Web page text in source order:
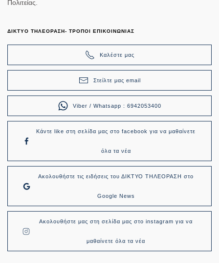
Πολιτείας.
ΔΙΚΤΥΟ ΤΗΛΕΟΡΑΣΗ- ΤΡΟΠΟΙ ΕΠΙΚΟΙΝΩΝΙΑΣ
Καλέστε μας
Στείλτε μας email
Viber / Whatsapp : 6942053400
Κάντε like στη σελίδα μας στο facebook για να μαθαίνετε
όλα τα νέα
Ακολουθήστε τις ειδήσεις του ΔΙΚΤΥΟ ΤΗΛΕΟΡΑΣΗ στο
Google News
Ακολουθήστε μας στη σελίδα μας στο instagram για να
μαθαίνετε όλα τα νέα